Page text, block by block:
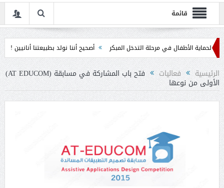
قائمة
الأطفال في مرحلة التدخل المبكر أصحيح أننا نولد بطبيعتنا أنانيين !! ما
الرئيسية فعاليات فتح باب المشاركة في مسابقة (AT EDUCOM)
الأولى من نوعها